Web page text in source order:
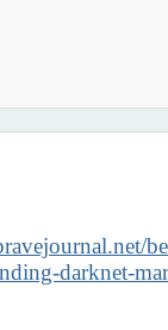
darknet-